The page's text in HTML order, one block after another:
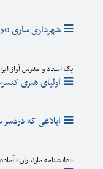
شهرداری ساری 250 میلیارد تومان به پیمانکاران بدهکار است
یک استاد و مدرس آواز
اولیای هنری
ابلاغی که
«دانشنامه مازندران»